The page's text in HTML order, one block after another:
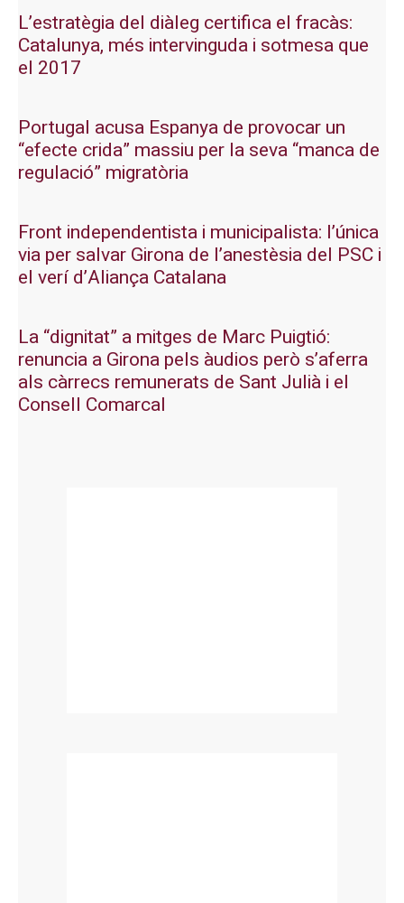
L’estratègia del diàleg certifica el fracàs:
Catalunya, més intervinguda i sotmesa que
el 2017
Portugal acusa Espanya de provocar un
“efecte crida” massiu per la seva “manca de
regulació” migratòria
Front independentista i municipalista: l’única
via per salvar Girona de l’anestèsia del PSC i
el verí d’Aliança Catalana
La “dignitat” a mitges de Marc Puigtió:
renuncia a Girona pels àudios però s’aferra
als càrrecs remunerats de Sant Julià i el
Consell Comarcal